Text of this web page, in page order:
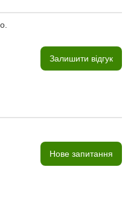
Залишити відгук
Нове запитання